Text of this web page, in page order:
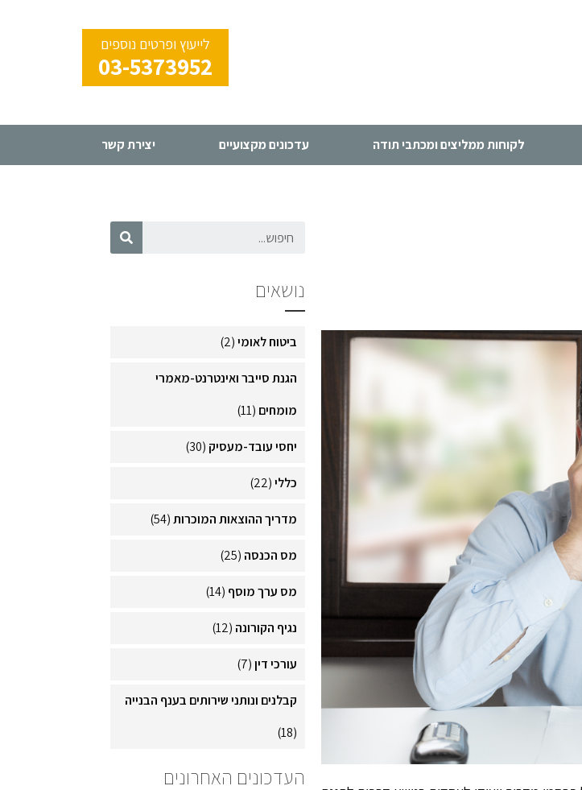
לייעוץ ופרטים נוספים
03-5373952
לקוחות ממליצים ומכתבי תודה עדכונים מקצועיים יצירת קשר
נושאים
ביטוח לאומי(2)
הגנת סייבר ואינטרנט-מאמרי
מומחים (11)
יחסי עובד-מעסיק (30)
כללי(22)
מדריך ההוצאות המוכרות(54)
מס הכנסה (25)
מס ערך מוסף (14)
נגיף הקורונה (12)
עורכי דין(7)
קבלנים ונותני שירותים בענף הבנייה
(18)
העדכונים האחרונים